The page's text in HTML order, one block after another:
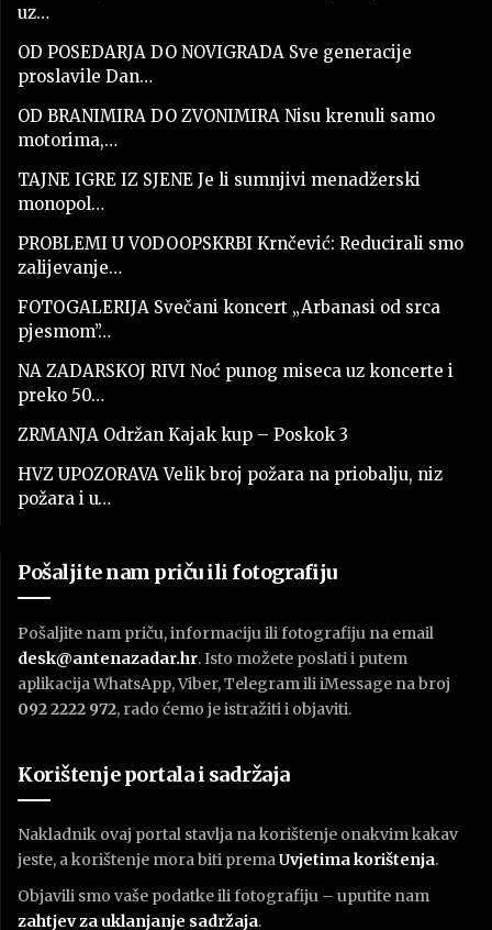
uz…
OD POSEDARJA DO NOVIGRADA Sve generacije
proslavile Dan…
OD BRANIMIRA DO ZVONIMIRA Nisu krenuli samo
motorima,…
TAJNE IGRE IZ SJENE Je li sumnjivi menadžerski
monopol…
PROBLEMI U VODOOPSKRBI Krnčević: Reducirali smo
zalijevanje…
FOTOGALERIJA Svečani koncert „Arbanasi od srca
pjesmom”…
NA ZADARSKOJ RIVI Noć punog miseca uz koncerte i
preko 50…
ZRMANJA Održan Kajak kup – Poskok 3
HVZ UPOZORAVA Velik broj požara na priobalju, niz
požara i u…
Pošaljite nam priču ili fotografiju
Pošaljite nam priču, informaciju ili fotografiju na email
desk@antenazadar.hr. Isto možete poslati i putem
aplikacija WhatsApp, Viber, Telegram ili iMessage na broj
092 2222 972, rado ćemo je istražiti i objaviti.
Korištenje portala i sadržaja
Nakladnik ovaj portal stavlja na korištenje onakvim kakav
jeste, a korištenje mora biti premaUvjetima korištenja.
Objavili smo vaše podatke ili fotografiju – uputite nam
zahtjev za uklanjanje sadržaja.